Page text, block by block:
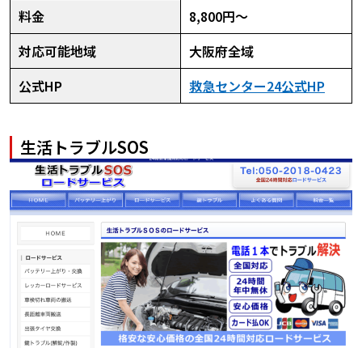
料金
8,800円～
対応可能地域
大阪府全域
公式HP
救急センター24公式HP
生活トラブルSOS